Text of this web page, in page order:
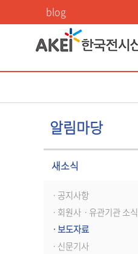
blog
보도자료
알림마당
새소식
ㆍ공지사항
ㆍ회원사ㆍ유관기관 소식
ㆍ보도자료
ㆍ신문기사